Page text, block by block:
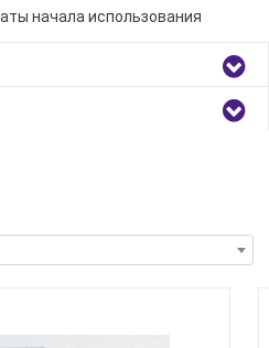
начала использования